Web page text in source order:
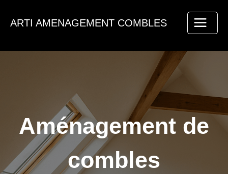
ARTI AMENAGEMENT COMBLES
Aménagement de
combles